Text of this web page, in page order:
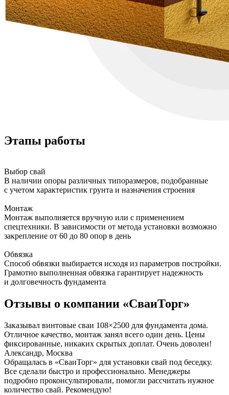
Этапы работы
Выбор свай
В наличии опоры различных типоразмеров, подобранные
с учетом характеристик грунта и назначения строения
Монтаж
Монтаж выполняется вручную или с применением
спецтехники. В зависимости от метода установки возможно
закрепление от 60 до 80 опор в день
Обвязка
Способ обвязки выбирается исходя из параметров постройки.
Грамотно выполненная обвязка гарантирует надежность
и долговечность фундамента
Отзывы о компании «СваиТорг»
Заказывал винтовые сваи 108×2500 для фундамента дома.
Отличное качество, монтаж занял всего один день. Цены
фиксированные, никаких скрытых доплат. Очень доволен!
Александр, Москва
Обращалась в «СваиТорг» для установки свай под беседку.
Все сделали быстро и профессионально. Менеджеры
подробно проконсультировали, помогли рассчитать нужное
количество свай. Рекомендую!